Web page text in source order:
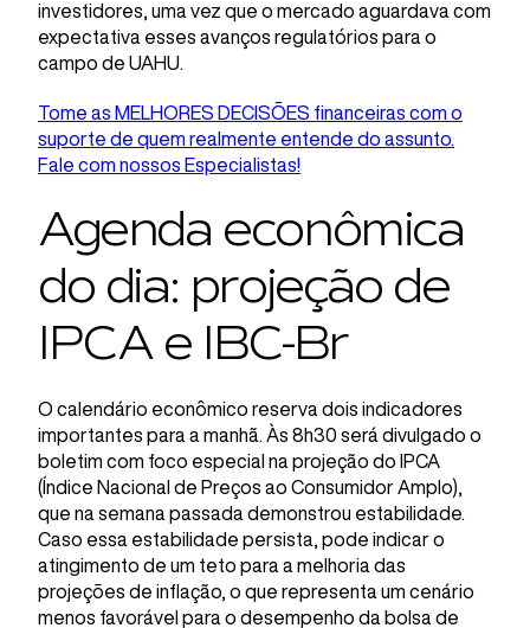
investidores, uma vez que o mercado aguardava com
expectativa esses avanços regulatórios para o
campo de UAHU.
Tome as MELHORES DECISÕES financeiras com o
suporte de quem realmente entende do assunto.
Fale com nossos Especialistas!
Agenda econômica
do dia: projeção de
IPCA e IBC-Br
O calendário econômico reserva dois indicadores
importantes para a manhã. Às 8h30 será divulgado o
boletim com foco especial na projeção do IPCA
(Índice Nacional de Preços ao Consumidor Amplo),
que na semana passada demonstrou estabilidade.
Caso essa estabilidade persista, pode indicar o
atingimento de um teto para a melhoria das
projeções de inflação, o que representa um cenário
menos favorável para o desempenho da bolsa de